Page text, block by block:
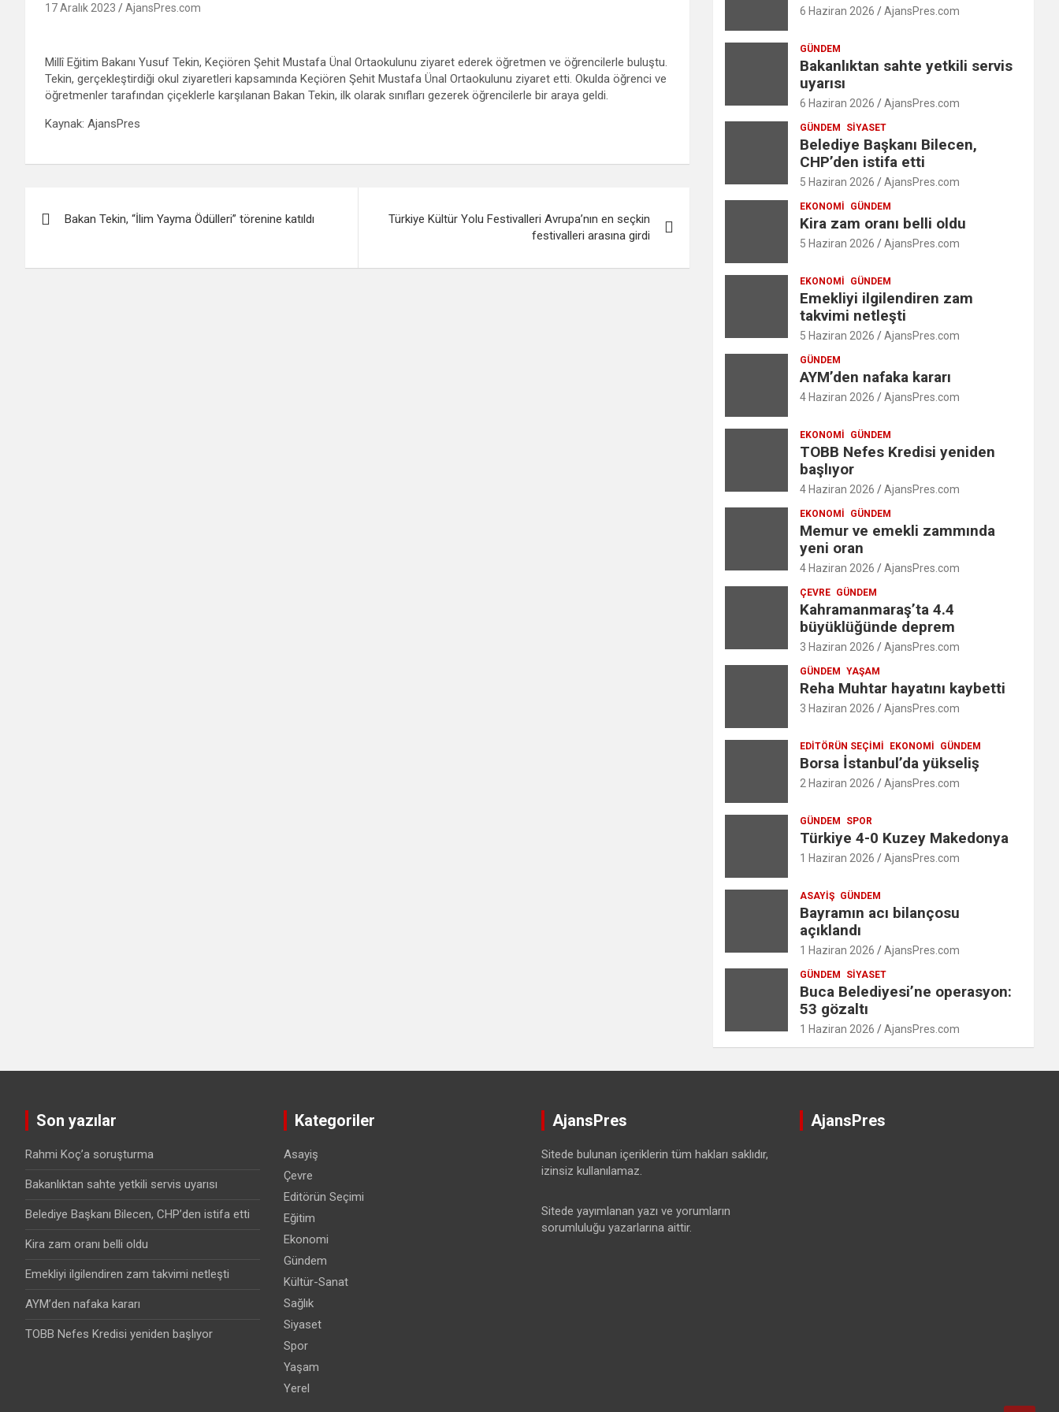
17 Aralık 2023 AjansPres.com
Millî Eğitim Bakanı Yusuf Tekin, Keçiören Şehit Mustafa Ünal Ortaokulunu ziyaret ederek öğretmen ve öğrencilerle buluştu.
Tekin, gerçekleştirdiği okul ziyaretleri kapsamında Keçiören Şehit Mustafa Ünal Ortaokulunu ziyaret etti. Okulda öğrenci ve
öğretmenler tarafından çiçeklerle karşılanan Bakan Tekin, ilk olarak sınıfları gezerek öğrencilerle bir araya geldi.
Kaynak: AjansPres
gezinmesi
Bakan Tekin, “İlim Yayma Ödülleri” törenine katıldı
Türkiye Kültür Yolu Festivalleri Avrupa’nın en seçkin
festivalleri arasına girdi
6 Haziran 2026 AjansPres.com
GÜNDEM
Bakanlıktan sahte yetkili servis
uyarısı
6 Haziran 2026 AjansPres.com
GÜNDEM SIYASET
Belediye Başkanı Bilecen,
CHP’den istifa etti
5 Haziran 2026 AjansPres.com
EKONOMI GÜNDEM
Kira zam oranı belli oldu
5 Haziran 2026 AjansPres.com
EKONOMI GÜNDEM
Emekliyi ilgilendiren zam
takvimi netleşti
5 Haziran 2026 AjansPres.com
GÜNDEM
AYM’den nafaka kararı
4 Haziran 2026 AjansPres.com
EKONOMI GÜNDEM
TOBB Nefes Kredisi yeniden
başlıyor
4 Haziran 2026 AjansPres.com
EKONOMI GÜNDEM
Memur ve emekli zammında
yeni oran
4 Haziran 2026 AjansPres.com
ÇEVRE GÜNDEM
Kahramanmaraş’ta 4.4
büyüklüğünde deprem
3 Haziran 2026 AjansPres.com
GÜNDEM YAŞAM
Reha Muhtar hayatını kaybetti
3 Haziran 2026 AjansPres.com
EDITÖRÜN SEÇIMI EKONOMI GÜNDEM
Borsa İstanbul’da yükseliş
2 Haziran 2026 AjansPres.com
GÜNDEM SPOR
Türkiye 4-0 Kuzey Makedonya
1 Haziran 2026 AjansPres.com
ASAYIŞ GÜNDEM
Bayramın acı bilançosu
açıklandı
1 Haziran 2026 AjansPres.com
GÜNDEM SIYASET
Buca Belediyesi’ne operasyon:
53 gözaltı
1 Haziran 2026 AjansPres.com
Son yazılar
Rahmi Koç’a soruşturma
Bakanlıktan sahte yetkili servis uyarısı
Belediye Başkanı Bilecen, CHP’den istifa etti
Kira zam oranı belli oldu
Emekliyi ilgilendiren zam takvimi netleşti
AYM’den nafaka kararı
TOBB Nefes Kredisi yeniden başlıyor
Kategoriler
Asayiş
Çevre
Editörün Seçimi
Eğitim
Ekonomi
Gündem
Kültür-Sanat
Sağlık
Siyaset
Spor
Yaşam
Yerel
AjansPres
Sitede bulunan içeriklerin tüm hakları saklıdır,
izinsiz kullanılamaz.
Sitede yayımlanan yazı ve yorumların
sorumluluğu yazarlarına aittir.
AjansPres